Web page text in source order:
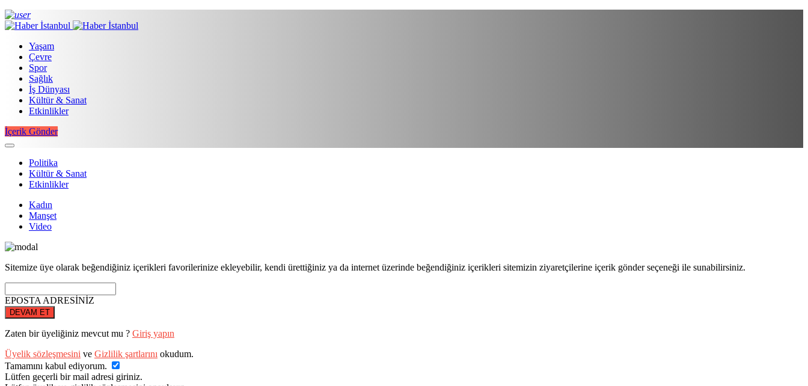
Yaşam
Çevre
Spor
Sağlık
İş Dünyası
Kültür & Sanat
Etkinlikler
İçerik Gönder
Politika
Kültür & Sanat
Etkinlikler
Kadın
Manşet
Video
Sitemize üye olarak beğendiğiniz içerikleri favorilerinize ekleyebilir, kendi ürettiğiniz ya da internet üzerinde beğendiğiniz içerikleri sitemizin ziyaretçilerine içerik gönder seçeneği ile sunabilirsiniz.
EPOSTA ADRESİNİZ
DEVAM ET
Zaten bir üyeliğiniz mevcut mu ? Giriş yapın
Üyelik sözleşmesini ve Gizlilik şartlarını okudum.
Tamamını kabul ediyorum.
Lütfen geçerli bir mail adresi giriniz.